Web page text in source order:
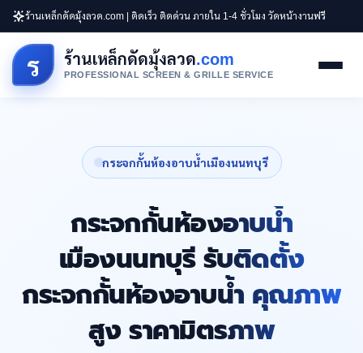
ร้านเหล็กดัดมุ้งลวด.com | ติดเร็ว ติดด่วน ภายใน 1-4 ชั่วโมง วัดหน้างานฟรี
ร ร้านเหล็กดัดมุ้งลวด.com
PROFESSIONAL SCREEN & GRILLE SERVICE
กระจกกั้นห้องอาบน้ำเมืองนนทบุรี
กระจกกั้นห้องอาบน้ำ
เมืองนนทบุรี รับติดตั้ง
กระจกกั้นห้องอาบน้ำ คุณภาพ
สูง ราคามิตรภาพ